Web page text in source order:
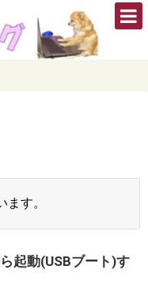
す。
起動(USBブート)す